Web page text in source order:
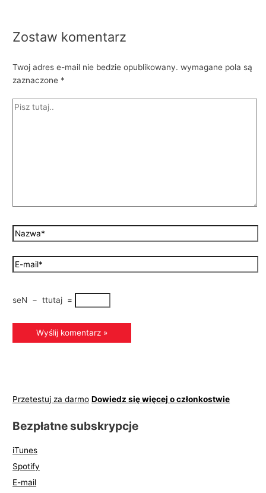
Zostaw komentarz
Twoj adres e-mail nie bedzie opublikowany. wymagane pola są
zaznaczone *
seN − ttutaj =
Przetestuj za darmo Dowiedz się więcej o członkostwie
Bezpłatne subskrypcje
iTunes
Spotify
E-mail